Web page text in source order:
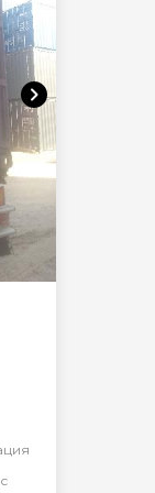
chevron_right